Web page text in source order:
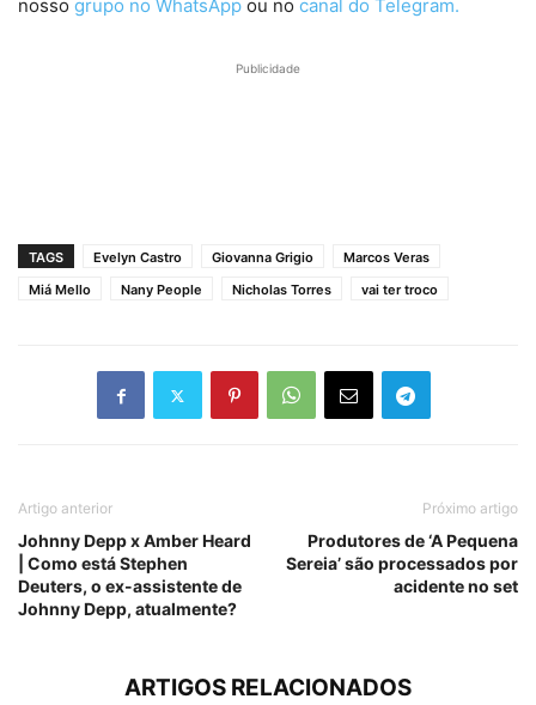
nosso grupo no WhatsApp ou no canal do Telegram.
Publicidade
TAGS Evelyn Castro Giovanna Grigio
Marcos Veras
Miá Mello
Nany People Nicholas Torres vai ter troco
Artigo anterior
Johnny Depp x Amber Heard
| Como está Stephen
Deuters, o ex-assistente de
Johnny Depp, atualmente?
Próximo artigo
Produtores de ‘A Pequena
Sereia’ são processados ​​por
acidente no set
ARTIGOS RELACIONADOS